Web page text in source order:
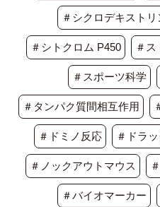
＃シクロデキストリ
＃シトクロム P450 ＃ス
＃スポーツ科学
＃タンパク質間相互作用
＃ドミノ反応 ＃ドラ
＃ノックアウトマウス
＃バイオマーカー